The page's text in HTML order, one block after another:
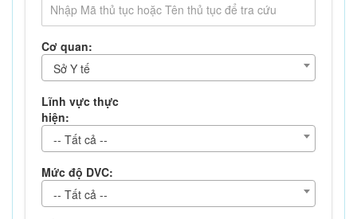
Cơ quan:
Sở Y tế
Lĩnh vực thực
hiện:
-- Tất cả --
Mức độ DVC:
-- Tất cả --